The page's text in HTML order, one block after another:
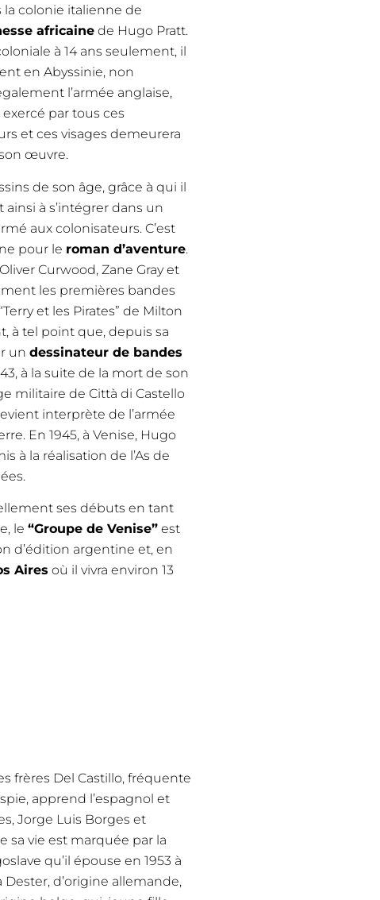
la colonie italienne de
africaine de Hugo Pratt.
à 14 ans seulement, il
en Abyssinie, non
l’armée anglaise,
par tous ces
et ces visages demeurera
œuvre.
de son âge, grâce à qui il
à s’intégrer dans un
aux colonisateurs. C’est
pour le roman d’aventure.
Curwood, Zane Gray et
les premières bandes
et les Pirates” de Milton
à tel point que, depuis sa
un dessinateur de bandes
à la suite de la mort de son
militaire de Città di Castello
interprète de l’armée
En 1945, à Venise, Hugo
à la réalisation de l’As de
ses débuts en tant
le “Groupe de Venise” est
d’édition argentine et, en
Aires où il vivra environ 13
frères Del Castillo, fréquente
apprend l’espagnol et
Jorge Luis Borges et
sa vie est marquée par la
qu’il épouse en 1953 à
Dester, d’origine allemande,